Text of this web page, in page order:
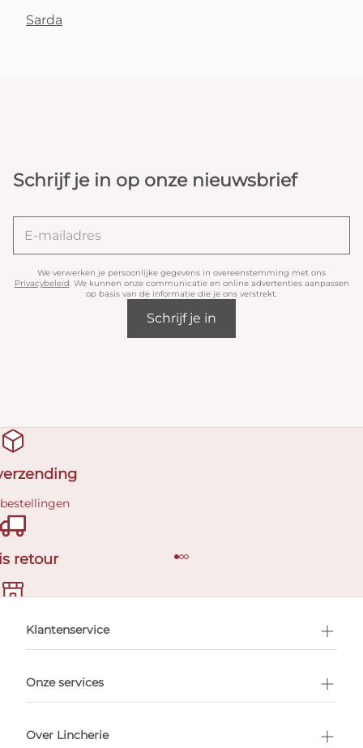
Sarda
Schrijf je in op onze nieuwsbrief
We verwerken je persoonlijke gegevens in overeenstemming met ons
Privacybeleid. We kunnen onze communicatie en online advertenties aanpassen
op basis van de informatie die je ons verstrekt.
Schrijf je in
retour
afspraak
Klantenservice
Onze services
Over Lincherie